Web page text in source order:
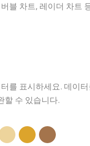
블 차트, 레이더 차트
를 표시하세요. 데이
할 수 있습니다.